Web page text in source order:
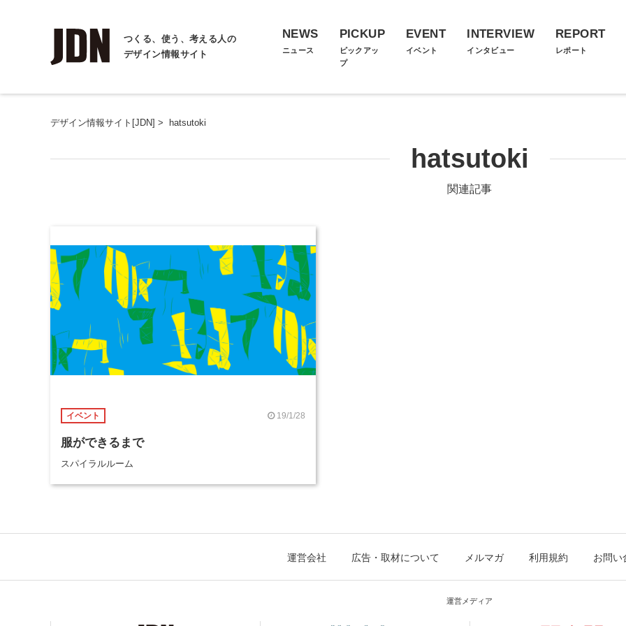
つくる、使う、考える人の
デザイン情報サイト
NEWS
ニュース
PICKUP
ピックアッ
プ
EVENT
イベント
INTERVIEW
インタビュー
REPORT
レポート
デザイン情報サイト[JDN] > hatsutoki
hatsutoki
関連記事
イベント 19/1/28
服ができるまで
スパイラルルーム
運営会社 広告・取材について メルマガ 利用規約 お問い
運営メディア